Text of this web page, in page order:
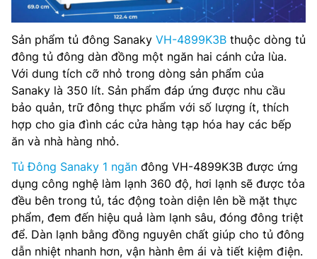
Sản phẩm tủ đông Sanaky VH-4899K3B thuộc dòng tủ
đông tủ đông dàn đồng một ngăn hai cánh cửa lùa.
Với dung tích cỡ nhỏ trong dòng sản phẩm của
Sanaky là 350 lít. Sản phẩm đáp ứng được nhu cầu
bảo quản, trữ đông thực phẩm với số lượng ít, thích
hợp cho gia đình các cửa hàng tạp hóa hay các bếp
ăn và nhà hàng nhỏ.
Tủ Đông Sanaky 1 ngăn đông VH-4899K3B được ứng
dụng công nghệ làm lạnh 360 độ, hơi lạnh sẽ được tỏa
đều bên trong tủ, tác động toàn diện lên bề mặt thực
phẩm, đem đến hiệu quả làm lạnh sâu, đóng đông triệt
để. Dàn lạnh bằng đồng nguyên chất giúp cho tủ đông
dẫn nhiệt nhanh hơn, vận hành êm ái và tiết kiệm điện.